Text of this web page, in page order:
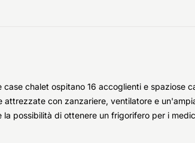
chalet ospitano 16 accoglienti e spaziose
con zanzariere, ventilatore e
possibilità di ottenere un frigorifero per i